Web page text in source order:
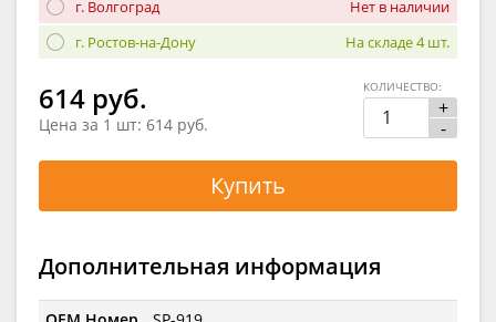
г. Волгоград
Нет в наличии
г. Ростов-на-Дону
На складе 4 шт.
614 руб.
Цена за 1 шт: 614 руб.
+
-
КОЛИЧЕСТВО:
Купить
Дополнительная информация